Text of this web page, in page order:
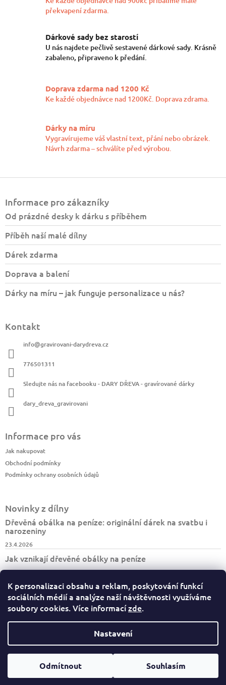
K personalizaci obsahu a reklam, poskytování funkcí
sociálních médií a analýze naší návštěvnosti využíváme
soubory cookies. Více informacízde.
Nastavení
Odmítnout Souhlasím
d
í
p
r
v
v
ý
u
překvapení zdarma.
Dárkové sady bez starostí
U nás najdete pečlivě sestavené dárkové sady. Krásně
zabaleno, připraveno k předání.
Doprava zdarma nad 1200 Kč
Ke každé objednávce nad 1200Kč. Doprava zdrama.
Dárky na míru
Vygravírujeme váš vlastní text, přání nebo obrázek.
Návrh zdarma – schválíte před výrobou.
Informace pro zákazníky
Od prázdné desky k dárku s příběhem
Příběh naší malé dílny
Dárek zdarma
Doprava a balení
Dárky na míru – jak funguje personalizace u nás?
Kontakt
info@gravirovani-darydreva.cz
776501311
Sledujte nás na facebooku - DARY DŘEVA - gravírované dárky
dary_dreva_gravirovani
Informace pro vás
Jak nakupovat
Obchodní podmínky
Podmínky ochrany osobních údajů
Novinky z dílny
Dřevěná obálka na peníze: originální dárek na svatbu i
narozeniny
23.4.2026
Jak vznikají dřevěné obálky na peníze
7.4.2026
Jak vzniká turistický deník BESKYDY
30.3.2026
Vytvořil ShoptetCopyright 2026
. Všechna práva vyhrazena.
Upravit nastavení cookies